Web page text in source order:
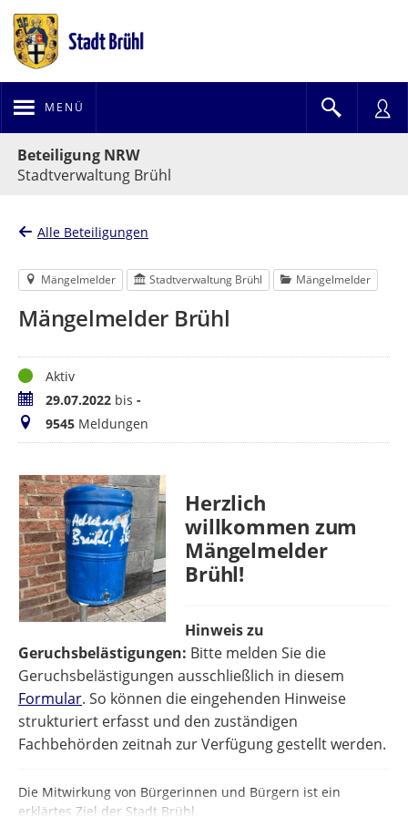
MENÜ
Beteiligung NRW
Stadtverwaltung Brühl
Alle Beteiligungen
Mängelmelder Stadtverwaltung Brühl Mängelmelder
Mängelmelder Brühl
StatusAktiv
Zeitraum29.07.2022 bis -
Meldungen
9545 Meldungen
Herzlich
willkommen zum
Mängelmelder
Brühl!
Hinweis zu
Geruchsbelästigungen: Bitte melden Sie die
Geruchsbelästigungen ausschließlich in diesem
Formular. So können die eingehenden Hinweise
strukturiert erfasst und den zuständigen
Fachbehörden zeitnah zur Verfügung gestellt werden.
Die Mitwirkung von Bürgerinnen und Bürgern ist ein
erklärtes Ziel der Stadt Brühl.